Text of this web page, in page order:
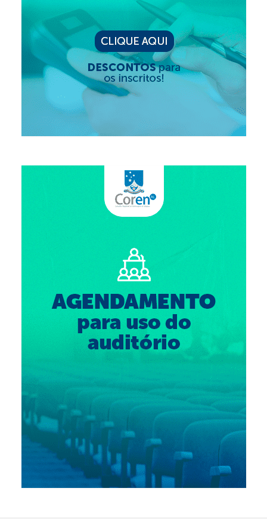
Para Você
Procedimento para registro
Clube de Vantagens
Valores dos serviços
Reserva de auditório
Notícias